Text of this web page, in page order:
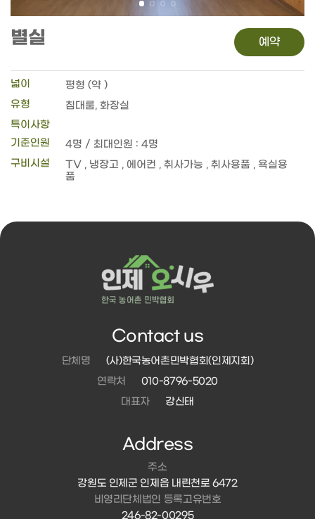
별실 예약
넓이
평형 (약 )
유형
침대룸, 화장실
특이사항
기준인원
4명 / 최대인원 : 4명
구비시설
Contact us
단체명
(사)한국농어촌민박협회(인제지회)
연락처
010-8796-5020
대표자
강신태
Address
주소
강원도 인제군 인제읍 내린천로 6472
비영리단체법인 등록고유번호
246-82-00295